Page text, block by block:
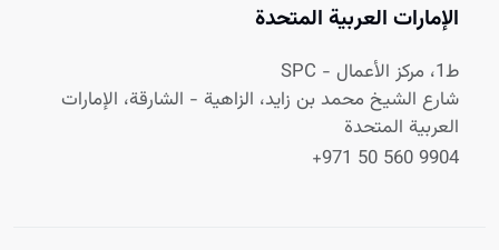
الإمارات العربية المتحدة
ط1، مركز الأعمال - SPC
شارع الشيخ محمد بن زايد، الزاهية - الشارقة، الإمارات
العربية المتحدة
+971 50 560 9904